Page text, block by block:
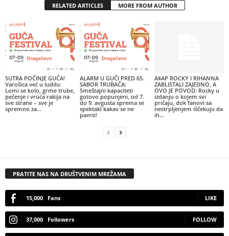
RELATED ARTICLES MORE FROM AUTHOR
SUTRA POČINJE GUČA!
Varošica već u ludilu:
Lomi se kolo, grme trube,
pečenje i vruća rakija na
sve strane – sve je
spremno za...
ALARM U GUČI PRED 65.
SABOR TRUBAČA:
Smeštajni kapaciteti
gotovo popunjeni, od 7.
do 9. avgusta sprema se
spektakl kakav se ne
pamti!
A$AP ROCKY I RIHANNA
ZABLISTALI ZAJEDNO, A
OVO JE POVOD: Rocky u
izdanju o kojem svi
pričaju, dok fanovi sa
nestrpljenjem iščekuju da
ih...
PRATITE NAS NA DRUŠTVENIM MREŽAMA
15,000 Fans LIKE
37,000 Followers FOLLOW